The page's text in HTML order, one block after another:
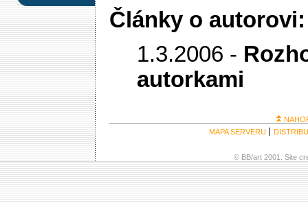
Články o autorovi:
1.3.2006 -
autorkami
MAPA SERVERU
© BB/art 2001. Site